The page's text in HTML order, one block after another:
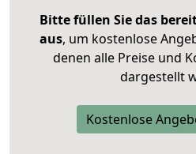
Bitte füllen Sie das
aus, um kostenlose
denen alle Preise und
dargestellt
Kostenlose